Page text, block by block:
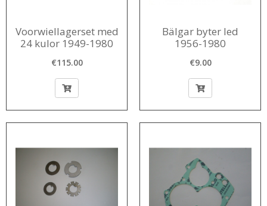
Voorwiellagerset med
24 kulor 1949-1980
€115.00
Bälgar byter led
1956-1980
€9.00